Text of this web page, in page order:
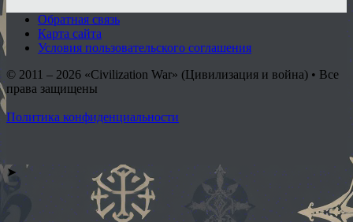
Обратная связь
Карта сайта
Условия пользовательского соглашения
© 2011 – 2026 «Civilization War» (Цивилизация и война) • Все
права защищены
Политика конфиденциальности
➤